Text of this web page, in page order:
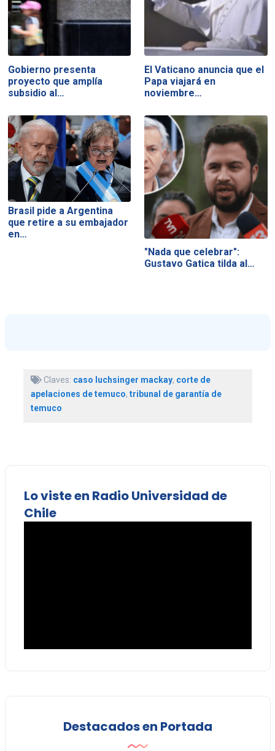
Gobierno presenta
proyecto que amplía
subsidio al…
El Vaticano anuncia que el
Papa viajará en
noviembre…
Brasil pide a Argentina
que retire a su embajador
en…
"Nada que celebrar":
Gustavo Gatica tilda al…
Claves: caso luchsinger mackay, corte de
apelaciones de temuco, tribunal de garantía de
temuco
Lo viste en Radio Universidad de
Chile
Destacados en Portada